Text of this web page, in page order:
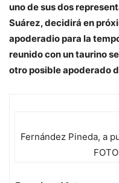
uno de sus dos
Suárez, decidirá en
apoderadio para la
reunido con un taurino
otro posible apoderado
Fernández Pineda, a